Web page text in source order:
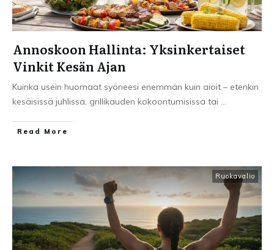
Annoskoon Hallinta: Yksinkertaiset
Vinkit Kesän Ajan
Kuinka usein huomaat syöneesi enemmän kuin aioit – etenkin
kesäisissä juhlissa, grillikauden kokoontumisissa tai ...
Read More
Ruokavalio